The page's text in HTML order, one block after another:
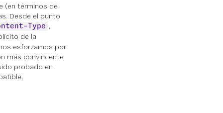
(en términos de
Desde el punto
Type ,
de la
esforzamos por
más convincente
probado en